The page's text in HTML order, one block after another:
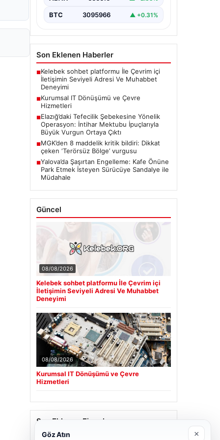
BTC 3095966 ▲ +0.31%
Son Eklenen Haberler
■Kelebek sohbet platformu İle Çevrim içi
İletişimin Seviyeli Adresi Ve Muhabbet
Deneyimi
■Kurumsal IT Dönüşümü ve Çevre
Hizmetleri
■Elazığ’daki Tefecilik Şebekesine Yönelik
Operasyon: İntihar Mektubu İpuçlarıyla
Büyük Vurgun Ortaya Çıktı
■MGK’den 8 maddelik kritik bildiri: Dikkat
çeken ‘Terörsüz Bölge’ vurgusu
■Yalova’da Şaşırtan Engelleme: Kafe Önüne
Park Etmek İsteyen Sürücüye Sandalye ile
Müdahale
Güncel
08/08/2026
Kelebek sohbet platformu İle Çevrim içi
İletişimin Seviyeli Adresi Ve Muhabbet
Deneyimi
08/08/2026
Kurumsal IT Dönüşümü ve Çevre
Hizmetleri
Son Eklenen Firmalar
Göz Atın ×